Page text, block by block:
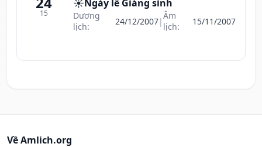
15
☀️Ngày lễ Giáng sinh
Dương
lịch:
24/12/2007|Âm
lịch:
15/11/2007
Về Amlich.org